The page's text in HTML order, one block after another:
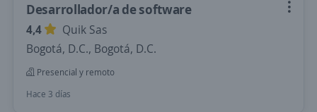
Desarrollador/a de software
4,4
Quik Sas
Bogotá, D.C., Bogotá, D.C.
Presencial y remoto
Hace 3 días